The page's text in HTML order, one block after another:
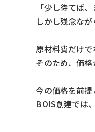
「少し待てば
しかし残念な
原材料費だけで
そのため、価格
今の価格を前提
BOIS創建では